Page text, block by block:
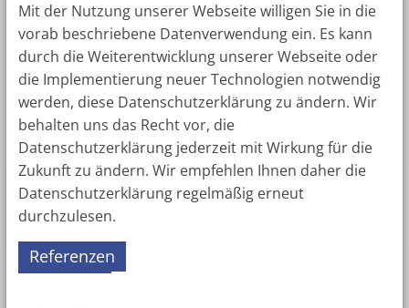
Mit der Nutzung unserer Webseite willigen Sie in die
vorab beschriebene Datenverwendung ein. Es kann
durch die Weiterentwicklung unserer Webseite oder
die Implementierung neuer Technologien notwendig
werden, diese Datenschutzerklärung zu ändern. Wir
behalten uns das Recht vor, die
Datenschutzerklärung jederzeit mit Wirkung für die
Zukunft zu ändern. Wir empfehlen Ihnen daher die
Datenschutzerklärung regelmäßig erneut
durchzulesen.
Referenzen